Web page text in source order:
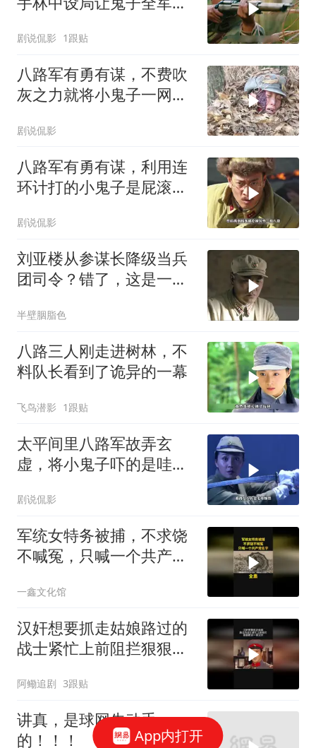
剧说侃影 1跟贴
八路军有勇有谋，不费吹
灰之力就将小鬼子一网打
剧说侃影
八路军有勇有谋，利用连
环计打的小鬼子是屁滚尿
剧说侃影
刘亚楼从参谋长降级当兵
团司令？错了，这是一次
半壁胭脂色
八路三人刚走进树林，不
料队长看到了诡异的一幕
飞鸟潜影 1跟贴
太平间里八路军故弄玄
虚，将小鬼子吓的是哇哇
剧说侃影
军统女特务被捕，不求饶
不喊冤，只喊一个共产党
一鑫文化馆
汉奸想要抓走姑娘路过的
战士紧忙上前阻拦狠狠教
阿鳓追剧 3跟贴
讲真，是球网先动手
的！！！
App内打开